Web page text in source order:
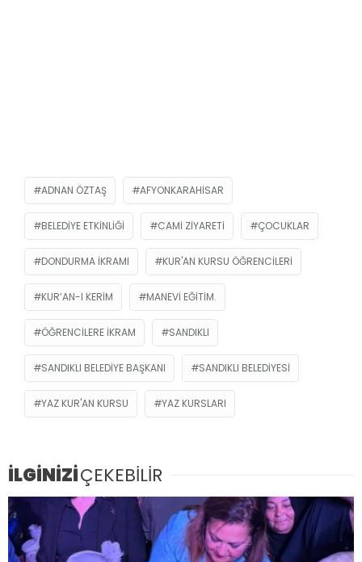
ADNAN ÖZTAŞ AFYONKARAHISAR
BELEDIYE ETKINLIĞI CAMI ZIYARETI ÇOCUKLAR
DONDURMA IKRAMI KUR'AN KURSU ÖĞRENCILERI
KUR’AN-I KERIM MANEVI EĞITIM.
ÖĞRENCILERE IKRAM SANDIKLI
SANDIKLI BELEDIYE BAŞKANI SANDIKLI BELEDIYESI
YAZ KUR'AN KURSU YAZ KURSLARI
İLGİNİZİÇEKEBİLİR